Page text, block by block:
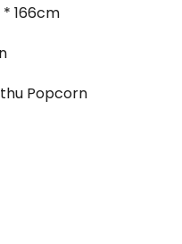
166cm
Popcorn